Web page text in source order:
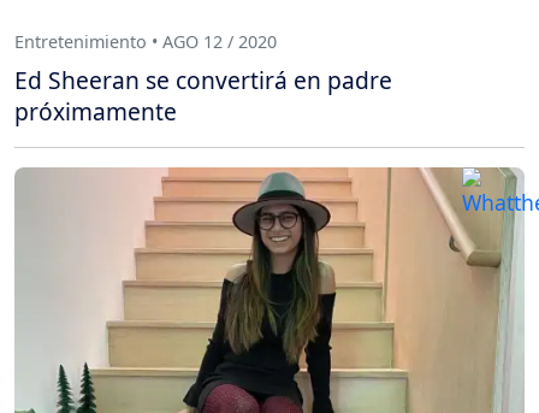
Entretenimiento • AGO 12 / 2020
Ed Sheeran se convertirá en padre
próximamente